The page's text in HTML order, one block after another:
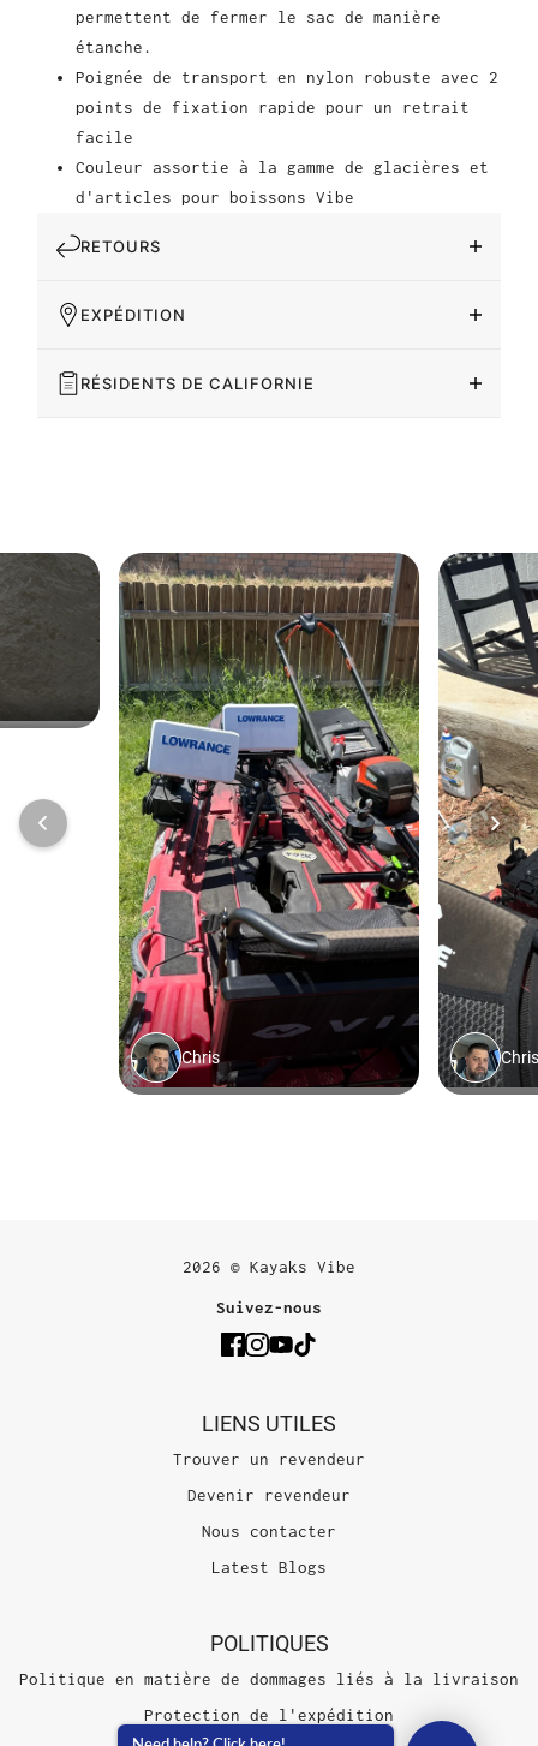
permettent de fermer le sac de manière
étanche.
Poignée de transport en nylon robuste avec 2
points de fixation rapide pour un retrait
facile
Couleur assortie à la gamme de glacières et
d'articles pour boissons Vibe
RETOURS
EXPÉDITION
RÉSIDENTS DE CALIFORNIE
2026 © Kayaks Vibe
Suivez-nous
LIENS UTILES
Trouver un revendeur
Devenir revendeur
Nous contacter
Latest Blogs
POLITIQUES
Politique en matière de dommages liés à la livraison
Protection de l'expédition